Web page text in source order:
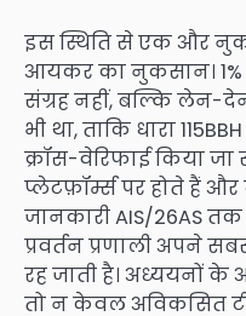
इस स्थिति से एक और
आयकर का नुकसान।
संग्रह नहीं, बल्कि लेन-
भी था, ताकि धारा
क्रॉस-वेरिफाई किया
प्लेटफ़ॉर्म्स पर होते हैं और
जानकारी AIS/26AS
प्रवर्तन प्रणाली अपने
रह जाती है। अध्ययनों के
तो न केवल अविकसित